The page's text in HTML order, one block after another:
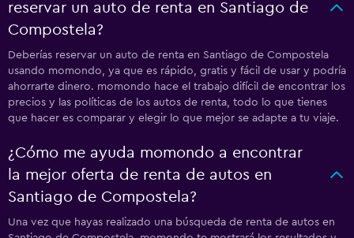
reservar un auto de renta en Santiago de
Compostela?
Deberías reservar un auto de renta en Santiago de Compostela
usando momondo, ya que es rápido, gratis y fácil de usar y podría
ahorrarte dinero. momondo hace el trabajo difícil de encontrar los
precios y las políticas de los autos de renta, todo lo que tienes
que hacer es comparar y elegir lo que mejor se adapte a tu viaje.
¿Cómo me ayuda momondo a encontrar
la mejor oferta de renta de autos en
Santiago de Compostela?
Una vez que hayas realizado una búsqueda de renta de autos en